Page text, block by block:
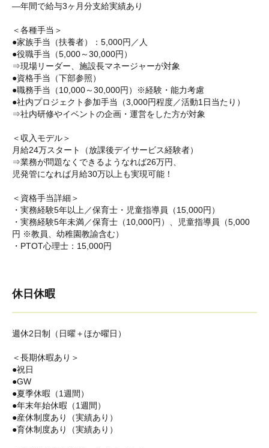
―年間で給与3ヶ月分支給実績あり
＜各種手当＞
●家族手当（扶養者）：5,000円／人
●役職手当（5,000～30,000円）
⇒現場リーダー、施設長マネージャーが対象
●資格手当（下部参照）
●職務手当（10,000～30,000円）※経験・能力考慮
●社内プロジェクト参加手当（3,000円程度／活動1日当たり）
⇒社内研修やイベントの企画・運営をした方が対象
＜収入モデル＞
月給24万スタート（放課後デイサービス経験者）
⇒業務が問題なくできるようなれば26万円、
児発管になれば月給30万以上も実現可能！
＜資格手当詳細＞
・実務経験5年以上／保育士・児童指導員（15,000円）
・実務経験5年未満／保育士（10,000円）、児童指導員（5,000
円 ※教員、幼稚園教諭含む）
・PTOT心理士：15,000円
休日休暇
週休2日制（日曜＋ほか曜日）
＜長期休暇あり＞
●祝日
●GW
●夏季休暇（1週間）
●年末年始休暇（1週間）
●産休制度あり（実績あり）
●育休制度あり（実績あり）